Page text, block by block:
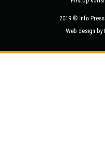
2019 © Info
Web design by